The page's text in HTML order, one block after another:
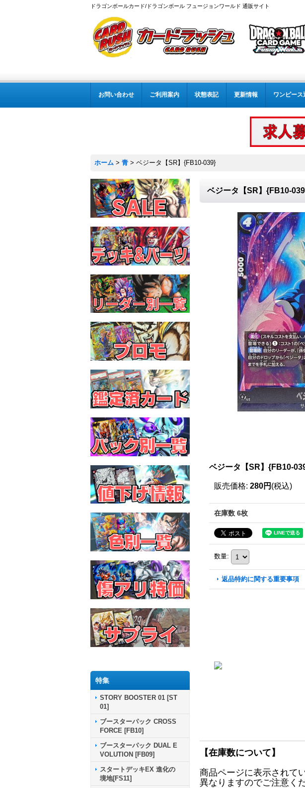
ドラゴンボールカード/ドラゴンボール フュージョンワールド 通販サイト
お問い合わせ ご利用案内 状態表記 更新情報 ワンピース
ホーム > 青 > ベジータ【SR】{FB10-039}
特集
STORY BOOSTER 01 [ST
01]
ブースターパック CROSS
FORCE [FB10]
ブースターパック DUAL E
VOLUTION [FB09]
スタートデッキEX 進化の
境地[FS11]
ベジータ【SR】{FB10-
ベジータ【SR】{FB10-
販売価格: 280円 (税込)
在庫数 6枚
数量:
返品特約に関する重要事項
【在庫数について】
商品ページに表示されて
異なりますのでご注意く